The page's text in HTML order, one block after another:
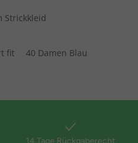
Strickkleid
fit
40 Damen Blau
14 Tage Rückgaberecht